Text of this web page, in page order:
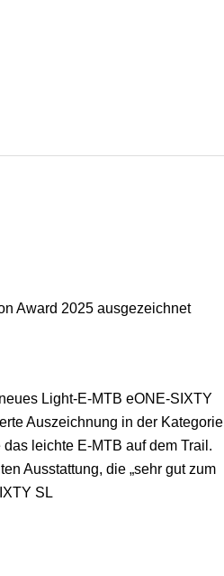
Award 2025 ausgezeichnet
Light-E-MTB eONE-SIXTY
Auszeichnung in der Kategorie
leichte E-MTB auf dem Trail.
Ausstattung, die „sehr gut zum
SL